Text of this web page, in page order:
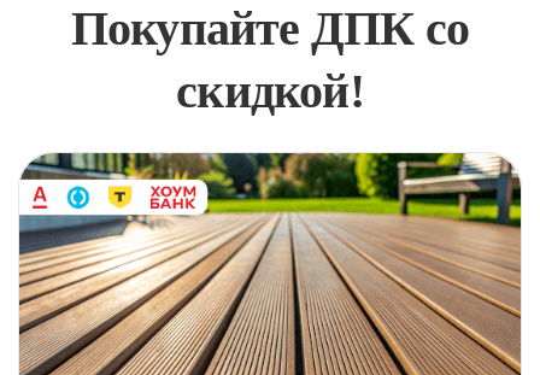
Покупайте ДПК со
скидкой!